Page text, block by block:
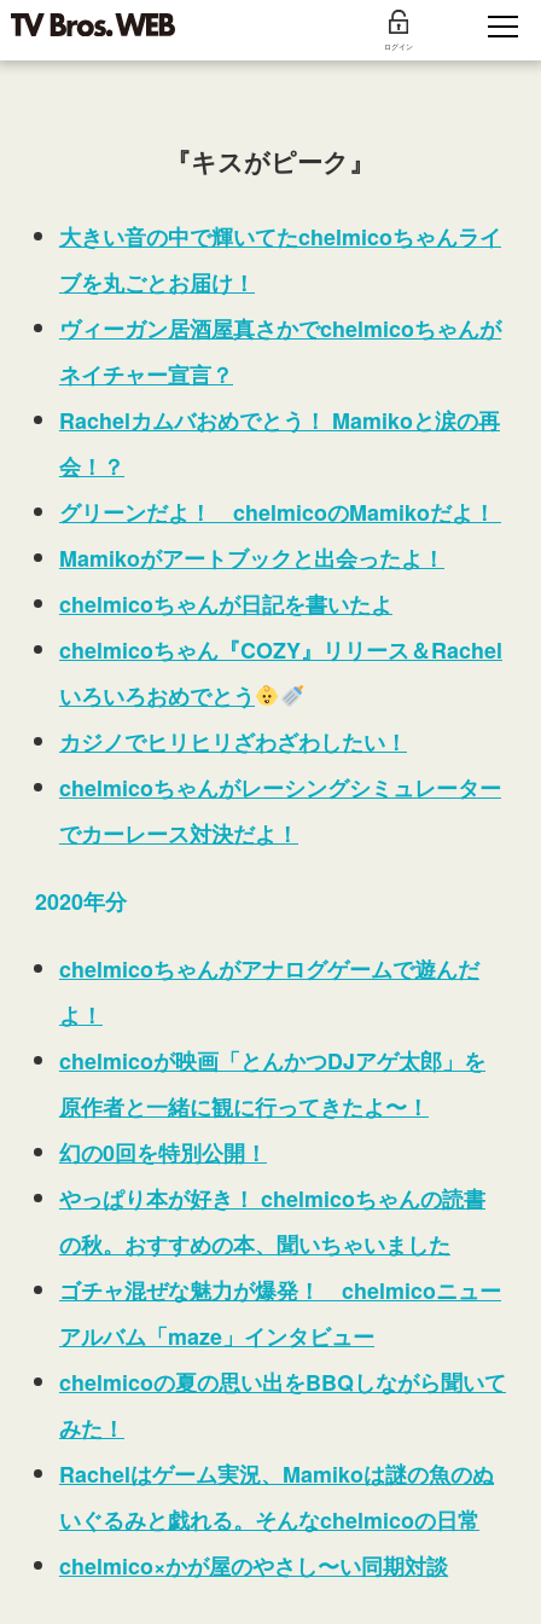
ログイン
『キスがピーク』
大きい音の中で輝いてたchelmicoちゃんライ
ブを丸ごとお届け！
ヴィーガン居酒屋真さかでchelmicoちゃんが
ネイチャー宣言？
Rachelカムバおめでとう！ Mamikoと涙の再
会！？
グリーンだよ！ chelmicoのMamikoだよ！
Mamikoがアートブックと出会ったよ！
chelmicoちゃんが日記を書いたよ
chelmicoちゃん『COZY』リリース＆Rachel
いろいろおめでとう
カジノでヒリヒリざわざわしたい！
chelmicoちゃんがレーシングシミュレーター
でカーレース対決だよ！
2020年分
chelmicoちゃんがアナログゲームで遊んだ
よ！
chelmicoが映画「とんかつDJアゲ太郎」を
原作者と一緒に観に行ってきたよ〜！
幻の0回を特別公開！
やっぱり本が好き！ chelmicoちゃんの読書
の秋。おすすめの本、聞いちゃいました
ゴチャ混ぜな魅力が爆発！ chelmicoニュー
アルバム「maze」インタビュー
chelmicoの夏の思い出をBBQしながら聞いて
みた！
Rachelはゲーム実況、Mamikoは謎の魚のぬ
いぐるみと戯れる。そんなchelmicoの日常
chelmico×かが屋のやさし〜い同期対談